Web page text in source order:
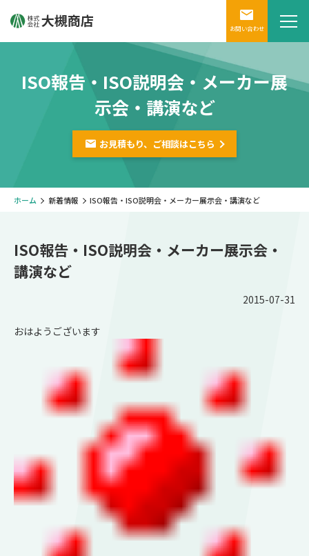
お問い合わせ
ISO報告・ISO説明会・メーカー展
示会・講演など
お見積もり、ご相談はこちら
ホーム 新着情報 ISO報告・ISO説明会・メーカー展示会・講演など
ISO報告・ISO説明会・メーカー展示会・
講演など
2015-07-31
おはようございます